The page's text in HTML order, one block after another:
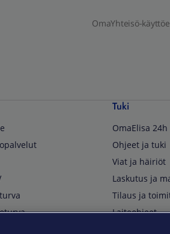
OmaYhteisö-
Tuki
OmaElisa 24h
Ohjeet ja tuki
Viat ja häiriöt
Laskutus ja
Tilaus ja
Laiteohjeet